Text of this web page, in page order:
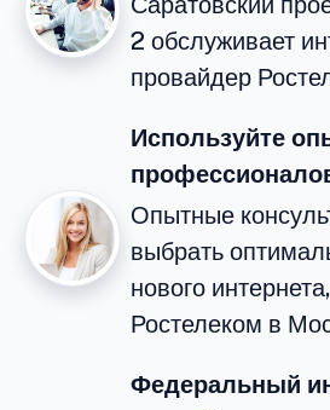
2 обслуживает
провайдер
Используйте
Опытные
выбрать
нового
Ростелеком в
Федеральный